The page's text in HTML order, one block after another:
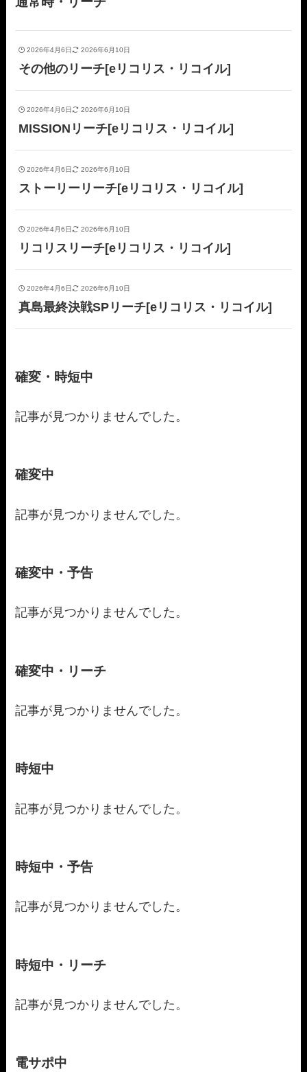
2026年4月6日 2026年6月10日
その他のリーチ[eリコリス・リコイル]
2026年4月6日 2026年6月10日
MISSIONリーチ[eリコリス・リコイル]
2026年4月6日 2026年6月10日
ストーリーリーチ[eリコリス・リコイル]
2026年4月6日 2026年6月10日
リコリスリーチ[eリコリス・リコイル]
2026年4月6日 2026年6月10日
真島最終決戦SPリーチ[eリコリス・リコイル]
確変・時短中
記事が見つかりませんでした。
確変中
記事が見つかりませんでした。
確変中・予告
記事が見つかりませんでした。
確変中・リーチ
記事が見つかりませんでした。
時短中
記事が見つかりませんでした。
時短中・予告
記事が見つかりませんでした。
時短中・リーチ
記事が見つかりませんでした。
電サポ中